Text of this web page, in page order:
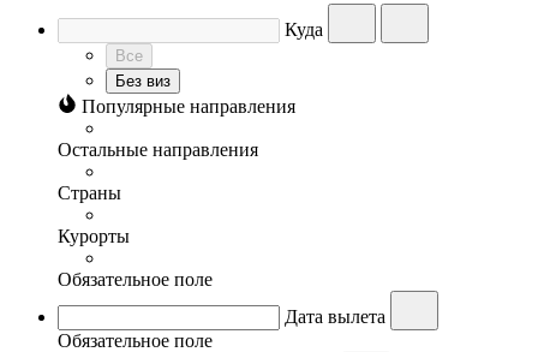
Куда
Все
Без виз
Популярные направления
Остальные направления
Страны
Курорты
Обязательное поле
Дата вылета
Обязательное поле